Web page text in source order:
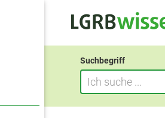
Suchbegriff